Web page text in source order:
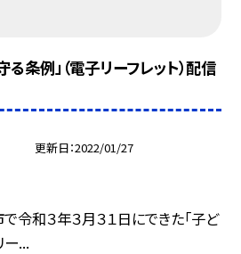
る条例」（電子リーフレット）配信
更新日 2022/01/27
令和３年３月３１日にできた「子ど
ー...